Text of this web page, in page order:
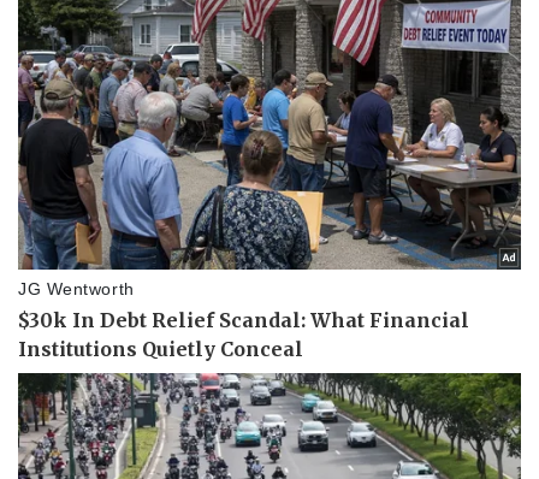
Kinh tế
Bất động sản
Khởi nghiệp
Thị trường
Giá vàng
Tiêu dùng
Tỷ giá
Chứng khoán
Giá cà phê